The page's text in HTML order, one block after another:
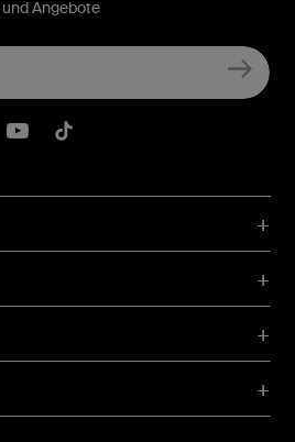
Angebote
Instagram
Belkin LinkedIn
Belkin Youtube
Belkin TikTok